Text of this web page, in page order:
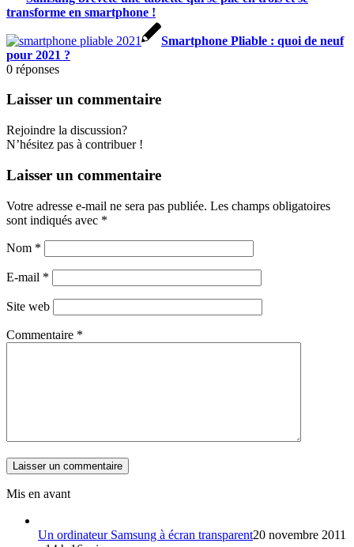
transforme en smartphone !
Smartphone Pliable : quoi de neuf
pour 2021 ?
0 réponses
Laisser un commentaire
Rejoindre la discussion?
N’hésitez pas à contribuer !
Laisser un commentaire
Votre adresse e-mail ne sera pas publiée. Les champs obligatoires
sont indiqués avec *
Nom *
E-mail *
Site web
Commentaire *
Mis en avant
Un ordinateur Samsung à écran transparent20 novembre 2011